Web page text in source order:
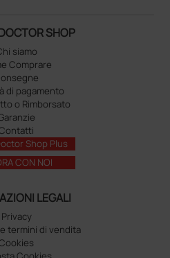
SHOP
siamo
Comprare
di pagamento
o Rimborsato
Shop Plus
CON NOI
LEGALI
Privacy
termini di vendita